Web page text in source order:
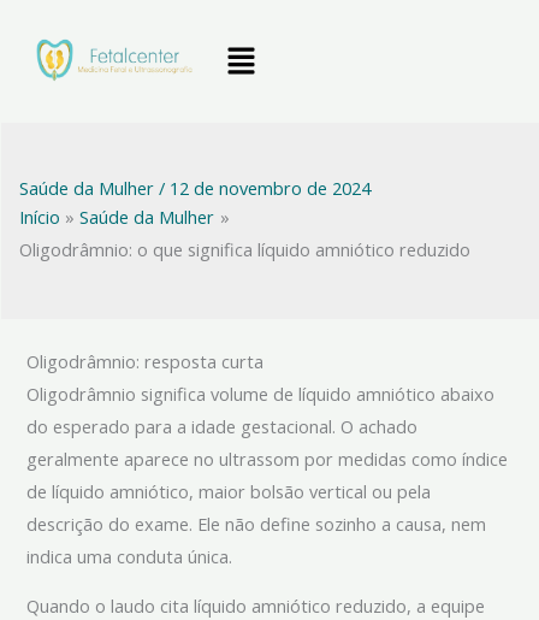
Menu
Saúde da Mulher/ 12 de novembro de 2024
Início
Saúde da Mulher
Oligodrâmnio: o que significa líquido amniótico reduzido
Oligodrâmnio: resposta curta
Oligodrâmnio significa volume de líquido amniótico abaixo
do esperado para a idade gestacional. O achado
geralmente aparece no ultrassom por medidas como índice
de líquido amniótico, maior bolsão vertical ou pela
descrição do exame. Ele não define sozinho a causa, nem
indica uma conduta única.
Quando o laudo cita líquido amniótico reduzido, a equipe